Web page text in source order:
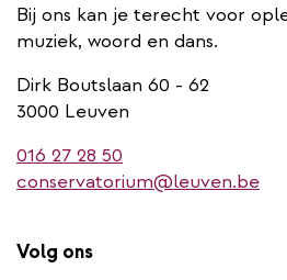
Bij ons kan je terecht voor
muziek, woord en dans.
Dirk Boutslaan 60 - 62
3000 Leuven
016 27 28 50
conservatorium@leuven.be
Volg ons